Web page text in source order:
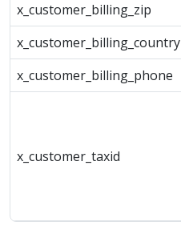
x_customer_billing_zip
x_customer_billing_country
x_customer_billing_phone
x_customer_taxid